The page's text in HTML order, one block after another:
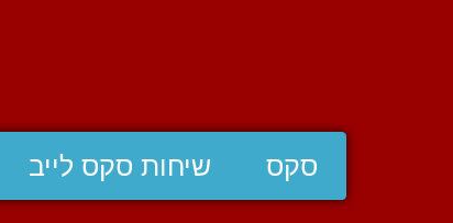
סקס שיחות סקס לייב